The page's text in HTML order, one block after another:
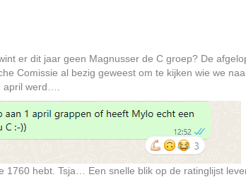
er dit jaar geen Magnusser de C groep? De
Comissie al bezig geweest om te kijken wie we
werd….
hebt. Tsja… Een snelle blik op de ratinglijst